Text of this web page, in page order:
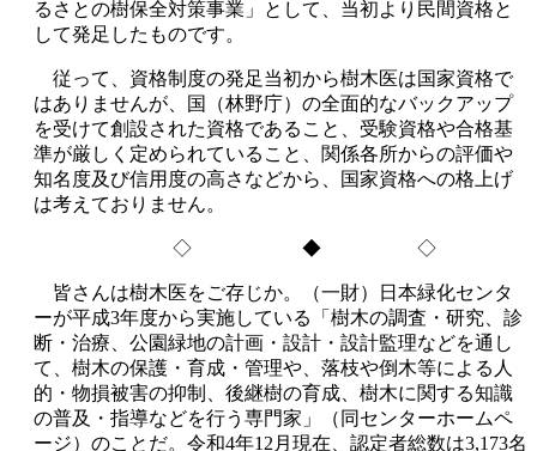
るさとの樹保全対策事業」として、当初より民間資格と
して発足したものです。
従って、資格制度の発足当初から樹木医は国家資格で
はありませんが、国（林野庁）の全面的なバックアップ
を受けて創設された資格であること、受験資格や合格基
準が厳しく定められていること、関係各所からの評価や
知名度及び信用度の高さなどから、国家資格への格上げ
は考えておりません。
◇ ◆ ◇
皆さんは樹木医をご存じか。（一財）日本緑化センタ
ーが平成3年度から実施している「樹木の調査・研究、診
断・治療、公園緑地の計画・設計・設計監理などを通し
て、樹木の保護・育成・管理や、落枝や倒木等による人
的・物損被害の抑制、後継樹の育成、樹木に関する知識
の普及・指導などを行う専門家」（同センターホームペ
ージ）のことだ。令和4年12月現在、認定者総数は3,173名